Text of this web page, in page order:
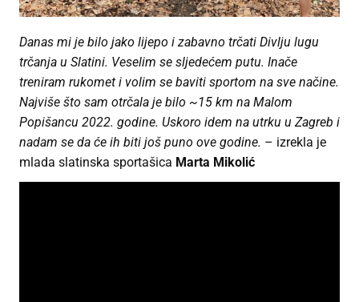
Danas mi je bilo jako lijepo i zabavno trčati Divlju lugu
trčanja u Slatini. Veselim se sljedećem putu. Inače
treniram rukomet i volim se baviti sportom na sve načine.
Najviše što sam otrčala je bilo ~15 km na Malom
Popišancu 2022. godine. Uskoro idem na utrku u Zagreb i
nadam se da će ih biti još puno ove godine. – izrekla je
mlada slatinska sportašica Marta Mikolić